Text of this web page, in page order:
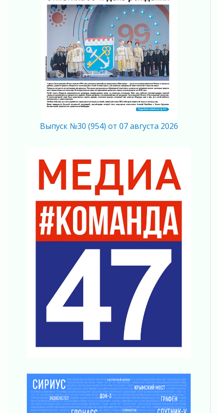
граждан Ленинградской области
02 августа 2026
Готовность №1
Километровые столбы «Дороги жизни»
отправили на реставрацию
02 августа 2026
Ленобласть внедрила передовую подготовку
операторов БПЛА
02 августа 2026
воробушка»
01 августа 2026
Лето катится с горки
01 августа 2026
В Ленобласти открылась экспозиция к 150-
летию Билибина
01 августа 2026
Лето без гаджетов
01 августа 2026
Болезнь девственниц и вампиров
Безмолвный крик о помощи
01 августа 2026
В музей всей семьёй
Не женское это дело...уверены?
Все силы в кулак
01 августа 2026
Айда на пляж!
01 августа 2026
Выпуск №30 (954) от 07 августа 2026